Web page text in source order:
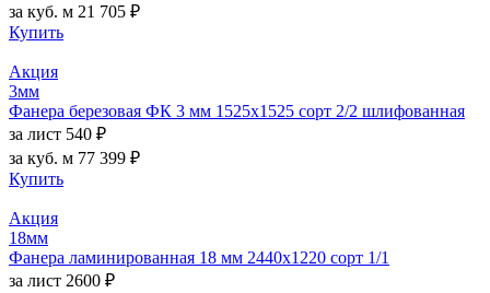
за куб. м 21 705 ₽
Купить
Акция
3мм
Фанера березовая ФК 3 мм 1525х1525 сорт 2/2 шлифованная
за лист 540 ₽
за куб. м 77 399 ₽
Купить
Акция
18мм
Фанера ламинированная 18 мм 2440х1220 сорт 1/1
за лист 2600 ₽